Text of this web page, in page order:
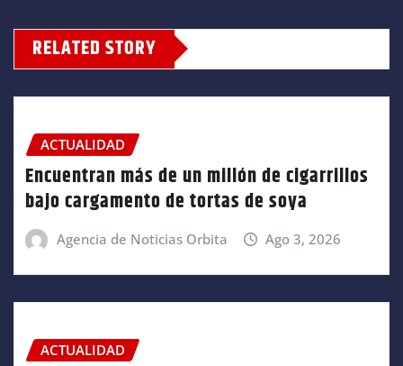
RELATED STORY
ACTUALIDAD
Encuentran más de un millón de cigarrillos
bajo cargamento de tortas de soya
Agencia de Noticias Orbita Ago 3, 2026
ACTUALIDAD